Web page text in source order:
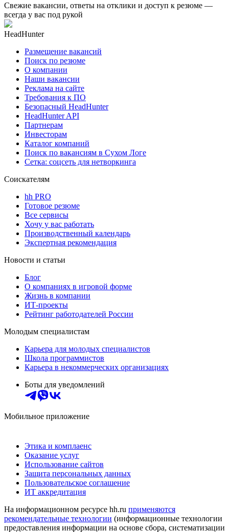
Свежие вакансии, ответы на отклики и доступ к резюме —
всегда у вас под рукой
HeadHunter
Размещение вакансий
Поиск по резюме
О компании
Наши вакансии
Реклама на сайте
Требования к ПО
Безопасный HeadHunter
HeadHunter API
Партнерам
Инвесторам
Каталог компаний
Поиск по вакансиям в Сухом Логе
Сетка: соцсеть для нетворкинга
Соискателям
hh PRO
Готовое резюме
Все сервисы
Хочу у вас работать
Производственный календарь
Экспертная рекомендация
Новости и статьи
Блог
О компаниях в игровой форме
Жизнь в компании
ИТ-проекты
Рейтинг работодателей России
Молодым специалистам
Карьера для молодых специалистов
Школа программистов
Карьера в некоммерческих организациях
Боты для уведомлений
Мобильное приложение
Этика и комплаенс
Оказание услуг
Использование сайтов
Защита персональных данных
Пользовательское соглашение
ИТ аккредитация
На информационном ресурсе hh.ru применяются
рекомендательные технологии (информационные технологии
предоставления информации на основе сбора, систематизации